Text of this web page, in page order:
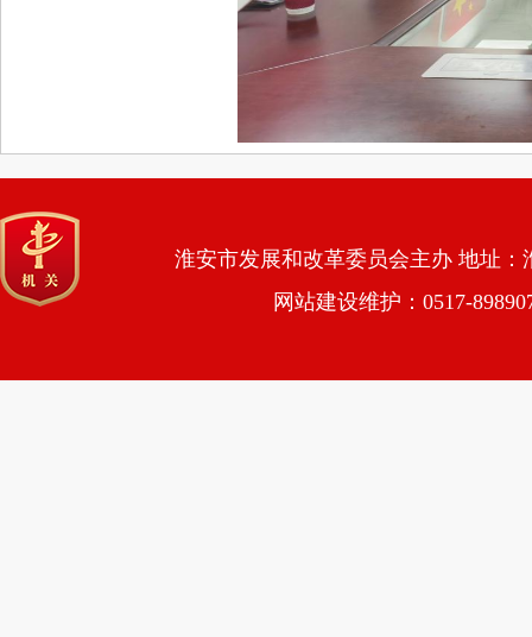
淮安市发展和改革委员会主办 地址：
网站建设维护：0517-